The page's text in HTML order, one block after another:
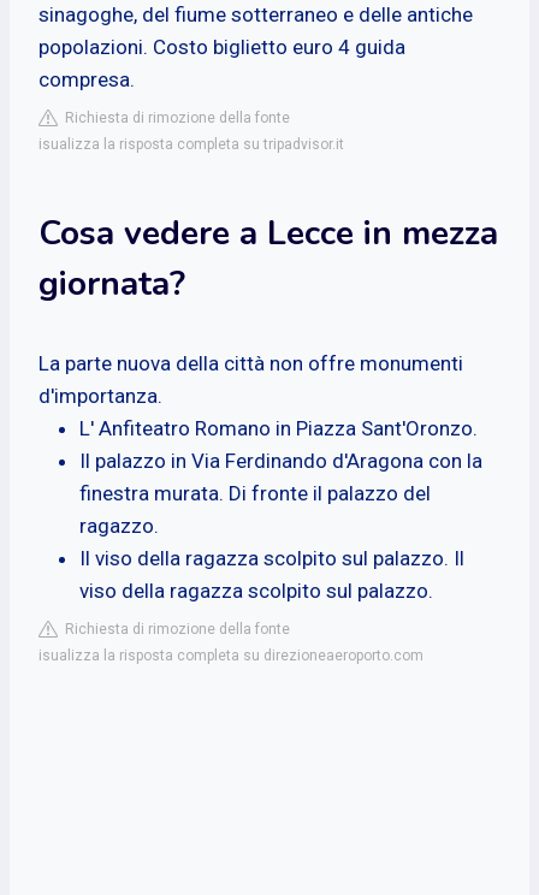
sinagoghe, del fiume sotterraneo e delle antiche
popolazioni. Costo biglietto euro 4 guida
compresa.
Richiesta di rimozione della fonte
isualizza la risposta completa su tripadvisor.it
Cosa vedere a Lecce in mezza
giornata?
La parte nuova della città non offre monumenti
d'importanza.
L' Anfiteatro Romano in Piazza Sant'Oronzo.
Il palazzo in Via Ferdinando d'Aragona con la
finestra murata. Di fronte il palazzo del
ragazzo.
Il viso della ragazza scolpito sul palazzo. Il
viso della ragazza scolpito sul palazzo.
Richiesta di rimozione della fonte
isualizza la risposta completa su direzioneaeroporto.com